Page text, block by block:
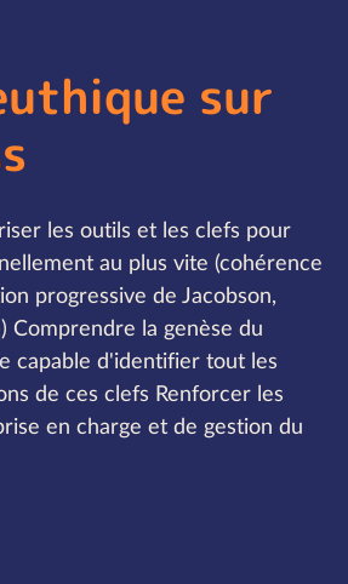
sur
les outils et les clefs pour
au plus vite (cohérence
progressive de Jacobson,
Comprendre la genèse du
capable d'identifier tout les
de ces clefs Renforcer les
en charge et de gestion du